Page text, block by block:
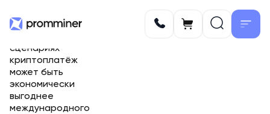
издержек; в
сценариях
криптоплатёж
может быть
экономически
выгоднее
международного